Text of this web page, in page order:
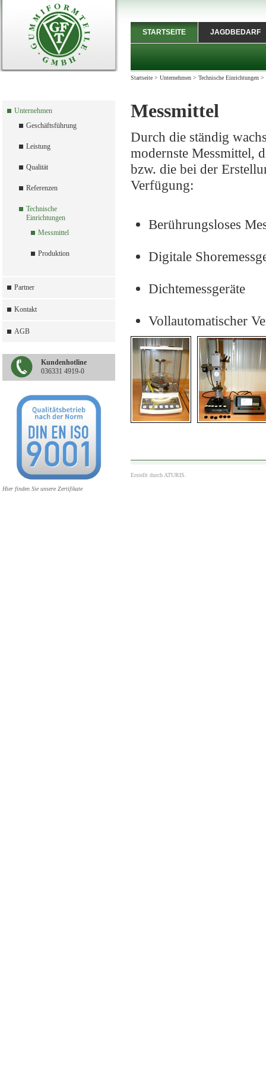
Unternehmen
Geschäftsführung
Leistung
Qualität
Referenzen
Technische
Einrichtungen
Messmittel
Produktion
Partner
Kontakt
AGB
Kundenhotline
036331 4919-0
Hier finden Sie unsere Zertifikate
STARTSEITE JAGDBEDARF
Startseite > Unternehmen > Technische Einrichtungen >
Messmittel
Durch die ständig
modernste Messmittel,
bzw. die bei der
Verfügung:
Berührungsloses
Digitale
Dichtemessgeräte
Vollautomatischer
Erstellt durch ATURIS.